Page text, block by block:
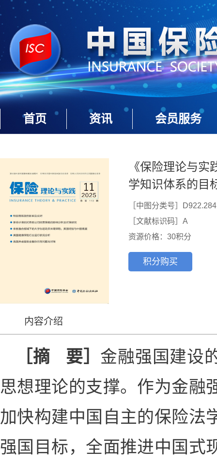
首页 资讯 会员服务
《保险理论与
学知识体系的目
［中图分类号］D922.284
［文献标识码］A
资源价格：30积分
积分购买
内容介绍
［摘 要］ 金融强国建设
思想理论的支撑。作为金融
加快构建中国自主的保险法
强国目标，全面推进中国式